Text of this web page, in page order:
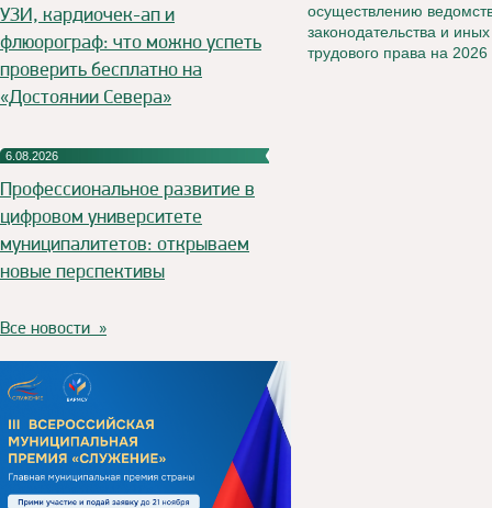
УЗИ, кардиочек-ап и
флюорограф: что можно успеть
проверить бесплатно на
«Достоянии Севера»
6.08.2026
Профессиональное развитие в
цифровом университете
муниципалитетов: открываем
новые перспективы
Все новости »
осуществлению
законодательства и
трудового права на 2026